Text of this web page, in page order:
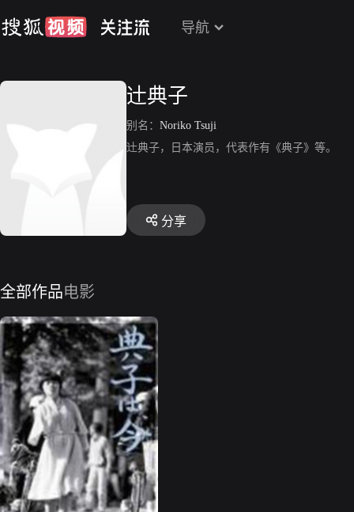
导航
辻典子
别名： Noriko Tsuji
辻典子，日本演员，代表作有《典子》等。
分享
全部作品电影